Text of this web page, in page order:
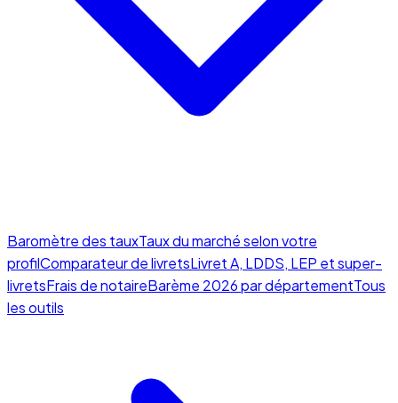
Baromètre des tauxTaux du marché selon votre
profilComparateur de livretsLivret A, LDDS, LEP et super-
livretsFrais de notaireBarème 2026 par départementTous
les outils